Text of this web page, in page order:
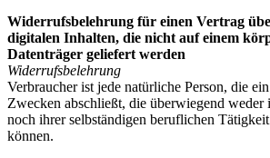
Widerrufsbelehrung für einen Vertrag
digitalen Inhalten, die nicht auf einem
Datenträger geliefert werden
Widerrufsbelehrung
Verbraucher ist jede natürliche Person, die
Zwecken abschließt, die überwiegend weder
noch ihrer selbständigen beruflichen
können.